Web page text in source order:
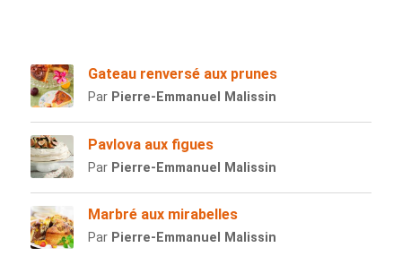
Gateau renversé aux prunes
Par Pierre-Emmanuel Malissin
Pavlova aux figues
Par Pierre-Emmanuel Malissin
Marbré aux mirabelles
Par Pierre-Emmanuel Malissin